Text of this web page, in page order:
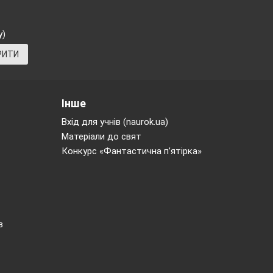
Інше
Вхід для учнів (naurok.ua)
Матеріали до свят
Конкурс «Фантастична п’ятірка»